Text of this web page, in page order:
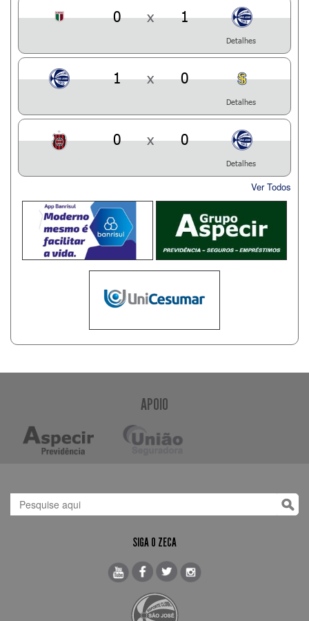
0 x 1
Detalhes
1 x 0
Detalhes
0 x 0
Detalhes
Ver Todos
APOIO
SIGA O ZECA